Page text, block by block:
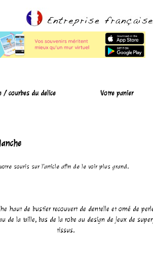
/courbes du delice Votre panier
souris sur l'article afin de le voir plus grand.
haut de bustier recouvert de dentelle et orné de
de la taille, bas de la robe au design de jeux de
tissus.